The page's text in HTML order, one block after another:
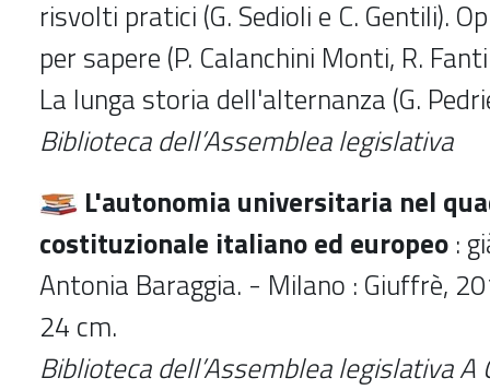
risvolti pratici (G. Sedioli e C. Gentili).
per sapere (P. Calanchini Monti, R.
La lunga storia dell'alternanza (G.
Biblioteca dell’Assemblea legislativa
L'autonomia universitaria nel
costituzionale italiano ed europeo :
Antonia Baraggia. - Milano : Giuffrè,
24 cm.
Biblioteca dell’Assemblea legislativaA